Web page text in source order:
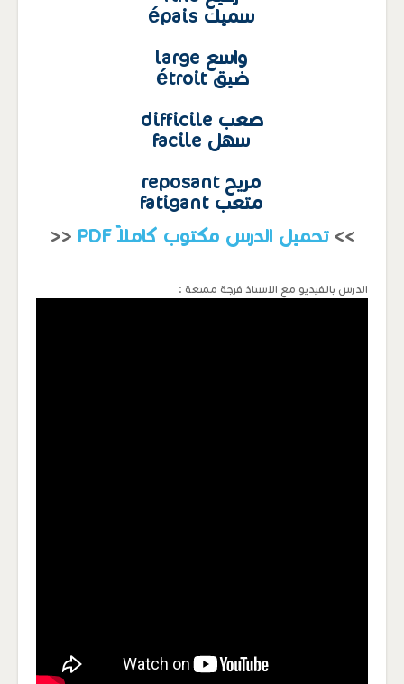
سميك épais
واسع large
ضيق étroit
صعب difficile
سهل facile
مريح reposant
متعب fatigant
>>تحميل الدرس مكتوب كاملاً PDF <<
الدرس بالفيديو مع الاستاذ فرجة ممتعة :